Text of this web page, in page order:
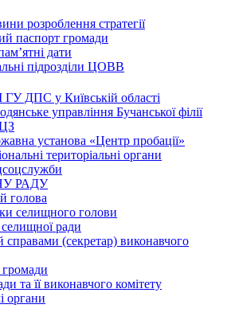
розроблення стратегії
паспорт громади
дати
підрозділи ЦОВВ
ГУ ДПС у Київській області
управління Бучанської філії
установа «Центр пробації»
територіальні органи
РАДУ
голова
селищного голови
ради
(секретар) виконавчого
та її виконавчого комітету
органи